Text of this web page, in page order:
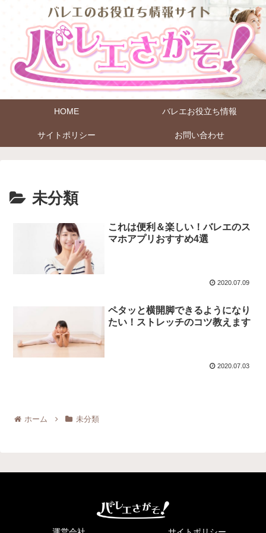
HOME バレエお役立ち情報
サイトポリシー お問い合わせ
未分類
これは便利＆楽しい！バレエのス
マホアプリおすすめ4選
2020.07.09
ペタッと横開脚できるようになり
たい！ストレッチのコツ教えます
2020.07.03
ホーム 未分類